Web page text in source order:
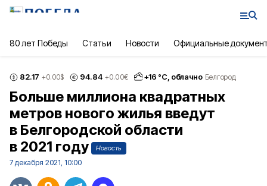
80 лет Победы Статьи Новости Официальные
82.17 +0.00$ 94.84 +0.00€ +16 °С, облачно Белгород
Больше миллиона квадратных
метров нового жилья введут
в Белгородской области
в 2021 году
Новость
7 декабря 2021, 10:00